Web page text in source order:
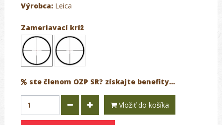
Výrobca: Leica
Zameriavací kríž
ste členom OZP SR? získajte benefity...
Vložiť do košíka